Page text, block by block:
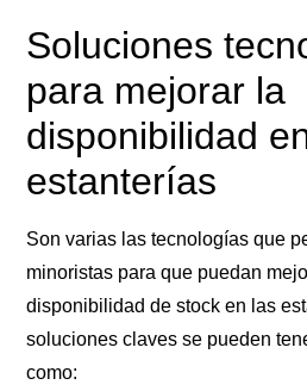
Soluciones
para mejorar la
disponibilidad
estanterías
Son varias las tecnologías que
minoristas para que puedan
disponibilidad de stock en las
soluciones claves se pueden
como: